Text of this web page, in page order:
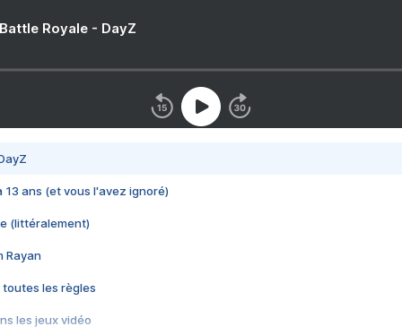
Royale - DayZ
13 ans (et vous l'avez ignoré)
(littéralement)
Rayan
toutes les règles
les jeux vidéo